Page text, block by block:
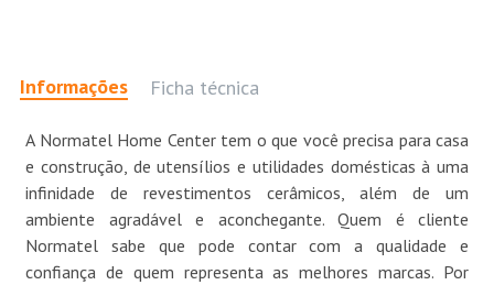
Informações Ficha técnica
A Normatel Home Center tem o que você precisa para casa
e construção, de utensílios e utilidades domésticas à uma
infinidade de revestimentos cerâmicos, além de um
ambiente agradável e aconchegante. Quem é cliente
Normatel sabe que pode contar com a qualidade e
confiança de quem representa as melhores marcas. Por